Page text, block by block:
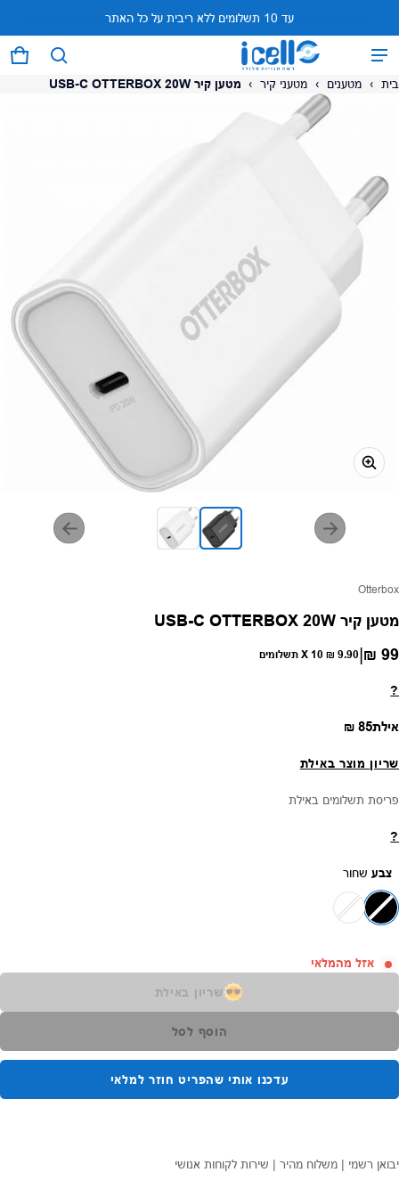
עד 10 תשלומים ללא ריבית על כל האתר
0 פריטים
המוצר נוסף לעגלה
צפה בעגלה (
בית › מטענים › מטעני קיר › מטען קיר USB-C OTTERBOX 20W
ספק:
Otterbox
מטען קיר USB-C OTTERBOX 20W
מחיר רגיל
99 ₪
|
9.90 ₪ X 10 תשלומים
?
אילתמחיר רגיל
85 ₪
שריון מוצר באילת
פריסת תשלומים באילת
?
צבע שחור
אזל מהמלאי
שריון באילת
הוסף לסל
עדכנו אותי שהפריט חוזר למלאי
יבואן רשמי | משלוח מהיר | שירות לקוחות אנושי
על המוצר